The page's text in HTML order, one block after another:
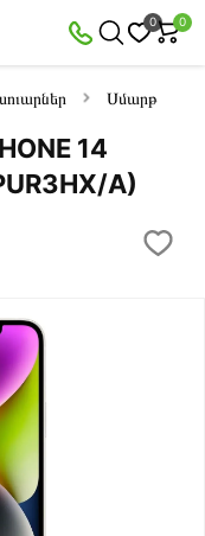
0 0
Սմարթ
14
A)